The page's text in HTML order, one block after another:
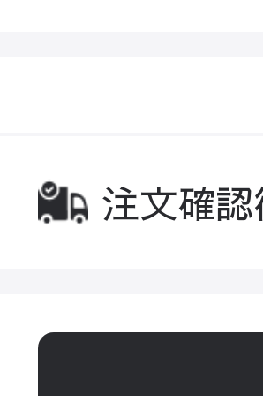
注文確